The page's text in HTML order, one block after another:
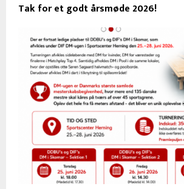
Tak for et godt årsmøde 2026!